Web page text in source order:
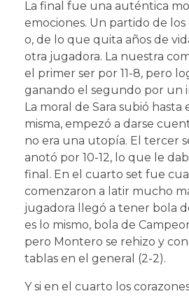
La final fue una auténtica
emociones. Un partido de
o, de lo que quita años de
otra jugadora. La nuestra
el primer ser por 11-8, pero
ganando el segundo por un
La moral de Sara subió hasta
misma, empezó a darse
no era una utopía. El tercer
anotó por 10-12, lo que le
final. En el cuarto set fue
comenzaron a latir mucho
jugadora llegó a tener bola
es lo mismo, bola de
pero Montero se rehizo y con
tablas en el general (2-2).
Y si en el cuarto los